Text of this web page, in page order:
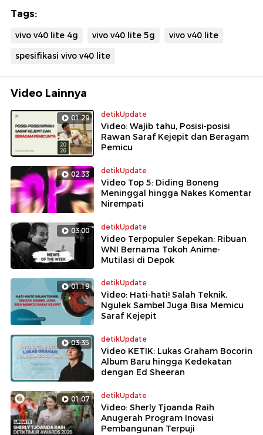
Tags:
vivo v40 lite 4g vivo v40 lite 5g
vivo v40 lite
spesifikasi vivo v40 lite
Video Lainnya
01:29 detikUpdate
Video: Wajib tahu, Posisi-posisi
Rawan Saraf Kejepit dan Beragam
Pemicu
02:33 detikUpdate
Video Top 5: Diding Boneng
Meninggal hingga Nakes Komentar
Nirempati
03:00 detikUpdate
Video Terpopuler Sepekan: Ribuan
WNI Bernama Tokoh Anime-
Mutilasi di Depok
01:19 detikUpdate
Video: Hati-hati! Salah Teknik,
Ngulek Sambel Juga Bisa Memicu
Saraf Kejepit
03:35 detikUpdate
Video KETIK: Lukas Graham Bocorin
Album Baru hingga Kedekatan
dengan Ed Sheeran
01:07 detikUpdate
Video: Sherly Tjoanda Raih
Anugerah Program Inovasi
Pembangunan Terpuji